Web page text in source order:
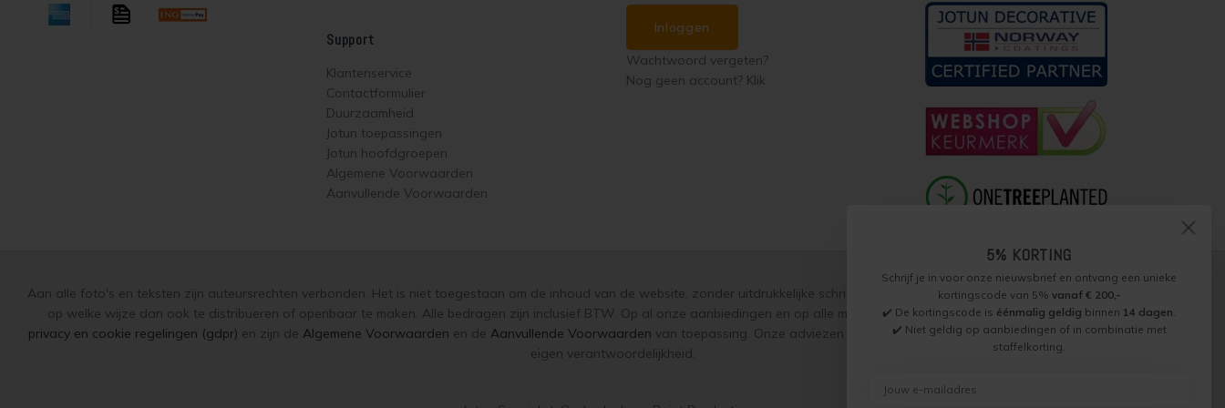
Support
Klantenservice
Contactformulier
Duurzaamheid
Jotun toepassingen
Jotun hoofdgroepen
Algemene Voorwaarden
Aanvullende Voorwaarden
Inloggen
Wachtwoord vergeten?
Nog geen account? Klik
Aan alle foto's en teksten zijn auteursrechten verbonden. Het is niet toegestaan om de inhoud van de website, zonder uitdrukkelijke schriftelijke toestemming, over te nemen, te vermenigvuldigen of
op welke wijze dan ook te distribueren of openbaar te maken. Alle bedragen zijn inclusief BTW. Op al onze aanbiedingen en op alle met ons gesloten overeenkomsten gelden onzegarantie,
privacy en cookie regelingen (gdpr) en zijn de Algemene Voorwaarden en de Aanvullende Voorwaarden van toepassing. Onze adviezen worden naar beste weten verstrekt, toepassing is altijd op
eigen verantwoordelijkheid.
5% KORTING
Schrijf je in voor onze nieuwsbrief en ontvang een unieke
kortingscode van 5% vanaf € 200,-
✔️ De kortingscode is éénmalig geldig binnen 14 dagen.
✔️ Niet geldig op aanbiedingen of in combinatie met
staffelkorting.